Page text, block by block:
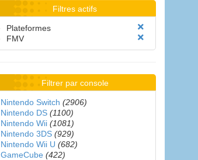
Filtres actifs
Plateformes
FMV
Filtrer par console
Nintendo Switch (2906)
Nintendo DS (1100)
Nintendo Wii (1081)
Nintendo 3DS (929)
Nintendo Wii U (682)
GameCube (422)